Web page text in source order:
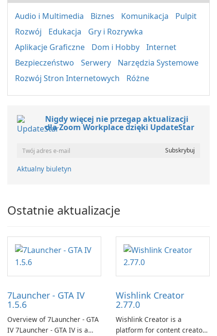
Audio i Multimedia Biznes Komunikacja
Pulpit
Rozwój
Edukacja
Gry i Rozrywka
Aplikacje Graficzne
Dom i Hobby
Internet
Bezpieczeństwo
Serwery
Narzędzia Systemowe
Rozwój Stron Internetowych
Różne
Nigdy więcej nie przegap aktualizacji
dla Zoom Workplace dzięki UpdateStar
Aktualny biuletyn
Ostatnie aktualizacje
7Launcher - GTA IV
1.5.6
Overview of 7Launcher - GTA
IV 7Launcher - GTA IV is a
Wishlink Creator
2.77.0
Wishlink Creator is a
platform for content creators